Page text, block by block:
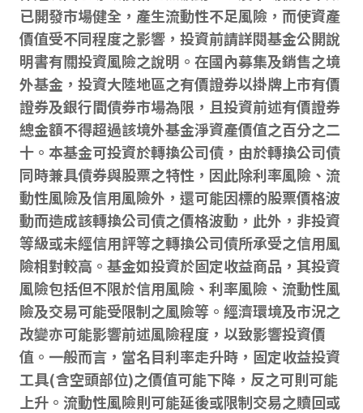
已開發市場健全，產生流動性不足風險，而使資產
價值受不同程度之影響，投資前請詳閱基金公開說
明書有關投資風險之說明。在國內募集及銷售之境
外基金，投資大陸地區之有價證券以掛牌上市有價
證券及銀行間債券市場為限，且投資前述有價證券
總金額不得超過該境外基金淨資產價值之百分之二
十。本基金可投資於轉換公司債，由於轉換公司債
同時兼具債券與股票之特性，因此除利率風險、流
動性風險及信用風險外，還可能因標的股票價格波
動而造成該轉換公司債之價格波動，此外，非投資
等級或未經信用評等之轉換公司債所承受之信用風
險相對較高。基金如投資於固定收益商品，其投資
風險包括但不限於信用風險、利率風險、流動性風
險及交易可能受限制之風險等。經濟環境及市況之
改變亦可能影響前述風險程度，以致影響投資價
值。一般而言，當名目利率走升時，固定收益投資
工具(含空頭部位)之價值可能下降，反之可則可能
上升。流動性風險則可能延後或限制交易之贖回或